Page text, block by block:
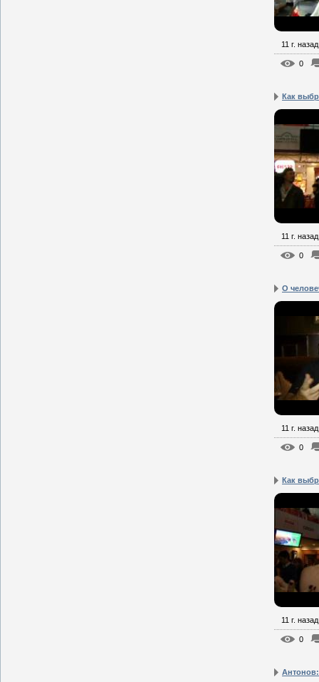
11 г. назад
0
Как
11 г. назад
0
О
11 г. назад
0
Как
11 г. назад
0